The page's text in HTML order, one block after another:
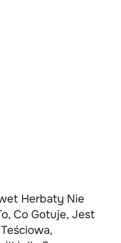
Herbaty Nie
Co Gotuje, Jest